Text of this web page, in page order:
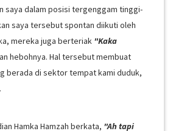
saya dalam posisi tergenggam tinggi-
saya tersebut spontan diikuti oleh
mereka juga berteriak "Kaka
hebohnya. Hal tersebut membuat
berada di sektor tempat kami duduk,
Hamka Hamzah berkata, "Ah tapi